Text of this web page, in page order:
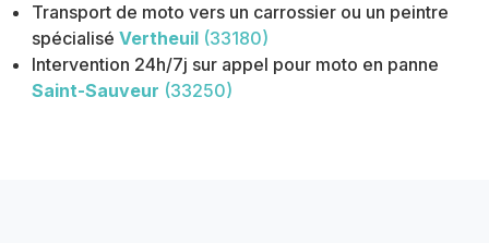
Transport de moto vers un carrossier ou un peintre
spécialisé Vertheuil (33180)
Intervention 24h/7j sur appel pour moto en panne
Saint-Sauveur (33250)